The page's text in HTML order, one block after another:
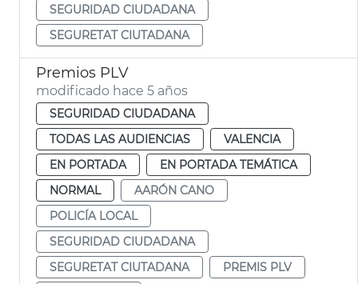
SEGURIDAD CIUDADANA
SEGURETAT CIUTADANA
Premios PLV
modificado hace 5 años
SEGURIDAD CIUDADANA
TODAS LAS AUDIENCIAS
VALENCIA
EN PORTADA
EN PORTADA TEMÁTICA
NORMAL
AARÓN CANO
POLICÍA LOCAL
SEGURIDAD CIUDADANA
SEGURETAT CIUTADANA
PREMIS PLV